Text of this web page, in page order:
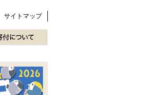
サイトマップ